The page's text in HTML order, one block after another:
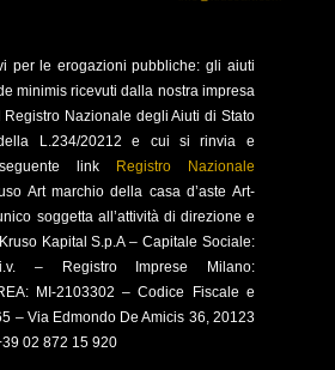
per le erogazioni pubbliche: gli aiuti
minimis ricevuti dalla nostra impresa
Nazionale degli Aiuti di Stato
L.234/20212 e cui si rinvia e
link
Registro Nazionale
Art marchio della casa d’aste Art-
soggetta all’attività di direzione e
Kapital S.p.A – Capitale Sociale:
– Registro Imprese Milano:
MI-2103302 – Codice Fiscale e
– Via Edmondo De Amicis 36, 20123
02 872 15 920